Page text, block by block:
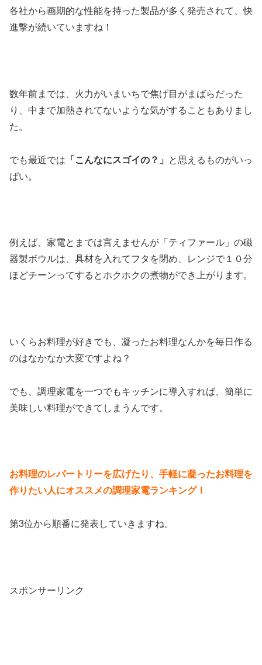
各社から画期的な性能を持った製品が多く発売されて、快
進撃が続いていますね！
数年前までは、火力がいまいちで焦げ目がまばらだった
り、中まで加熱されてないような気がすることもありまし
た。
でも最近では 「こんなにスゴイの？」
と思えるものがいっ
ぱい。
例えば、家電とまでは言えませんが「ティファール」の磁
器製ボウルは、具材を入れてフタを閉め、レンジで１０分
ほどチーンってするとホクホクの煮物ができ上がります。
いくらお料理が好きでも、凝ったお料理なんかを毎日作る
のはなかなか大変ですよね？
でも、調理家電を一つでもキッチンに導入すれば、簡単に
美味しい料理ができてしまうんです。
お料理のレパートリーを広げたり、手軽に凝ったお料理を
作りたい人にオススメの調理家電ランキング！
第3位から順番に発表していきますね。
スポンサーリンク